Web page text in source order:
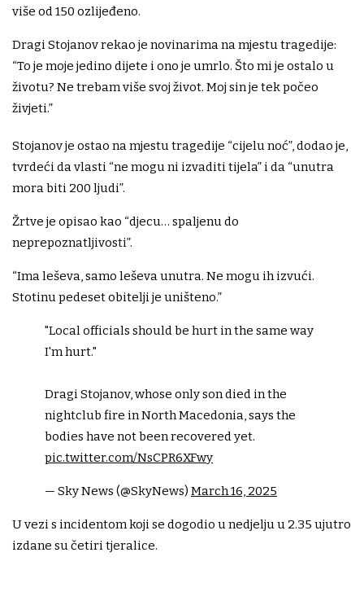
više od 150 ozlijeđeno.
Dragi Stojanov rekao je novinarima na mjestu tragedije:
“To je moje jedino dijete i ono je umrlo. Što mi je ostalo u
životu? Ne trebam više svoj život. Moj sin je tek počeo
živjeti.”
Stojanov je ostao na mjestu tragedije “cijelu noć”, dodao je,
tvrdeći da vlasti “ne mogu ni izvaditi tijela” i da “unutra
mora biti 200 ljudi”.
Žrtve je opisao kao “djecu… spaljenu do
neprepoznatljivosti”.
“Ima leševa, samo leševa unutra. Ne mogu ih izvući.
Stotinu pedeset obitelji je uništeno.”
"Local officials should be hurt in the same way
I'm hurt."
Dragi Stojanov, whose only son died in the
nightclub fire in North Macedonia, says the
bodies have not been recovered yet.
pic.twitter.com/NsCPR6XFwy
— Sky News (@SkyNews) March 16, 2025
U vezi s incidentom koji se dogodio u nedjelju u 2.35 ujutro
izdane su četiri tjeralice.